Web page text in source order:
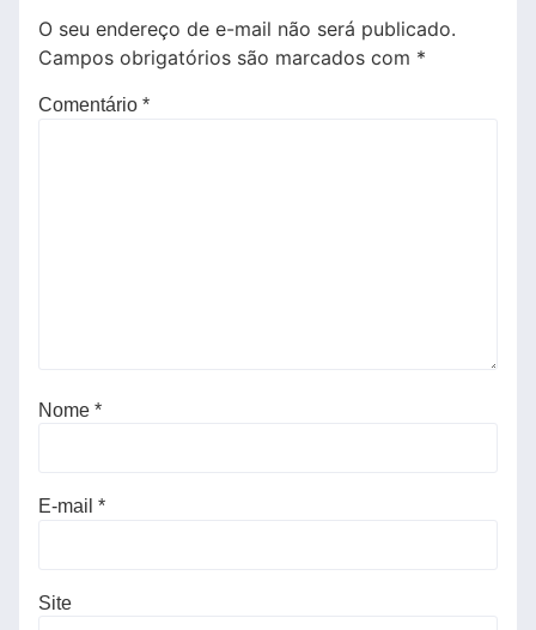
O seu endereço de e-mail não será publicado.
Campos obrigatórios são marcados com *
Comentário *
Nome *
E-mail *
Site